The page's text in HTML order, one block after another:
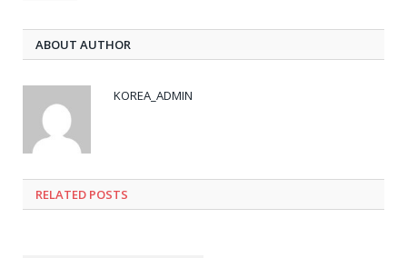
ABOUT AUTHOR
KOREA_ADMIN
RELATED POSTS